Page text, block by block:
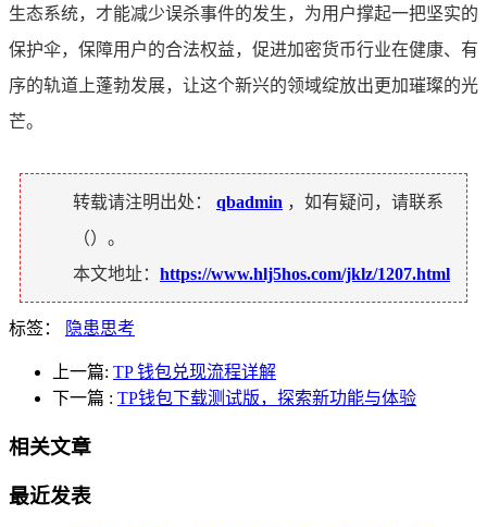
生态系统，才能减少误杀事件的发生，为用户撑起一把坚实的
保护伞，保障用户的合法权益，促进加密货币行业在健康、有
序的轨道上蓬勃发展，让这个新兴的领域绽放出更加璀璨的光
芒。
转载请注明出处： qbadmin ，如有疑问，请联系
（）。
本文地址： https://www.hlj5hos.com/jklz/1207.html
标签： 隐患思考
上一篇: TP 钱包兑现流程详解
下一篇 : TP钱包下载测试版，探索新功能与体验
相关文章
最近发表